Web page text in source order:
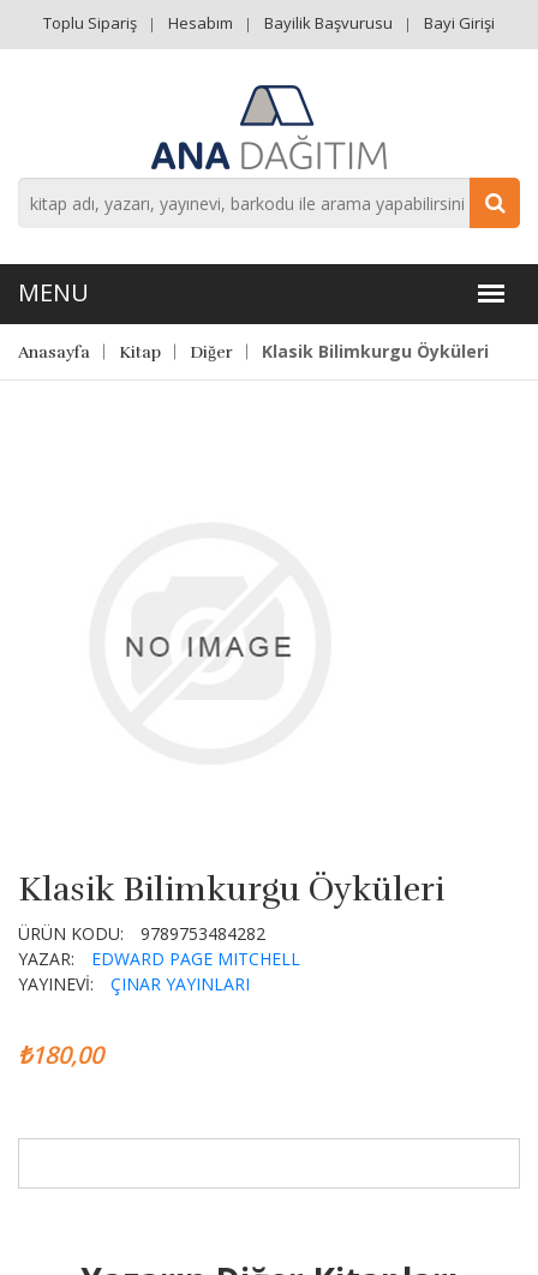
Toplu Sipariş Hesabım Bayilik Başvurusu Bayi Girişi
Anasayfa Kitap Diğer Klasik Bilimkurgu Öyküleri
Klasik Bilimkurgu Öyküleri
ÜRÜN KODU:
9789753484282
YAZAR:
EDWARD PAGE MITCHELL
YAYINEVİ:
ÇINAR YAYINLARI
₺180,00